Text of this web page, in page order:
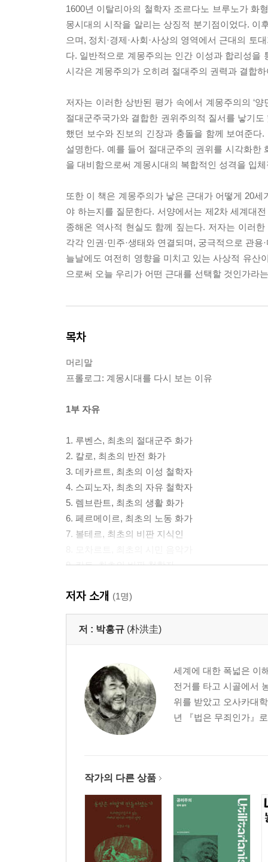
1600년 이탈리아의 철학자 조르다노 브루노가 화
몽시대의 시작을 알리는 상징적 분기점이었다. 이
으며, 정치·경제·사회·사상의 영역에서 근대의
다. 일반적으로 계몽주의는 인간 이성과 합리성을
시각은 계몽주의가 오히려 절대주의 권력과 결합
저자는 이러한 상반된 평가 속에서 계몽주의의 ‘
절대군주국가와 결합한 권위주의적 질서를 낳기
했던 보수와 진보의 긴장과 충돌을 함께 보여준
설명한다. 예를 들어 절대군주의 권위를 시각화
을 대비함으로써 계몽시대의 복합적인 성격을 입
또한 이 책은 계몽주의가 낳은 근대가 어떻게 20
야 하는지를 질문한다. 서양에서는 제2차 세계대
종해온 역사적 현실도 함께 짚는다. 저자는 이러
각각 인권·민주·생태와 연결되며, 궁극적으로 관
늘날에도 여전히 영향을 미치고 있는 사상적 유산
으로써 오늘 우리가 어떤 근대를 선택할 것인가라
목차
머리말
프롤로그: 계몽시대를 다시 보는 이유
1부 자유
1. 루벤스, 최초의 절대군주 화가
2. 칼로, 최초의 반전 화가
3. 데카르트, 최초의 이성 철학자
4. 스피노자, 최초의 자유 철학자
5. 렘브란트, 최초의 생활 화가
6. 페르메이르, 최초의 노동 화가
7. 볼테르, 최초의 비판 지식인
9. 칸트, 최초의 비판 철학자
제2부 자치
13. 비코, 최초의 다원주의자
14. 베카리아, 근대 형벌 사상의 창조자
15. 몽테스키외, 최초의 권력분립 주창자
16. 루소, 민주주의 스승인가, 전체주의 창시자인가
17. 스미스, 근대 경제학의 창시자
20. 미국헌법, 국가보다 ‘개인’을, 해방 너머 ‘자유’를
21. 디포, 로빈슨크루소와 글로벌리제이션
22. 해적, 자율적 계몽주의의 꿈
에필로그: 계몽시대 다시 보기
저자 소개 (1명)
저 : 박홍규 (朴洪圭)
세계에 대한 폭넓은 이
전거를 타고 시골에서
위를 받았고 오사카대
년 『법은 무죄인가』
작가의 다른 상품